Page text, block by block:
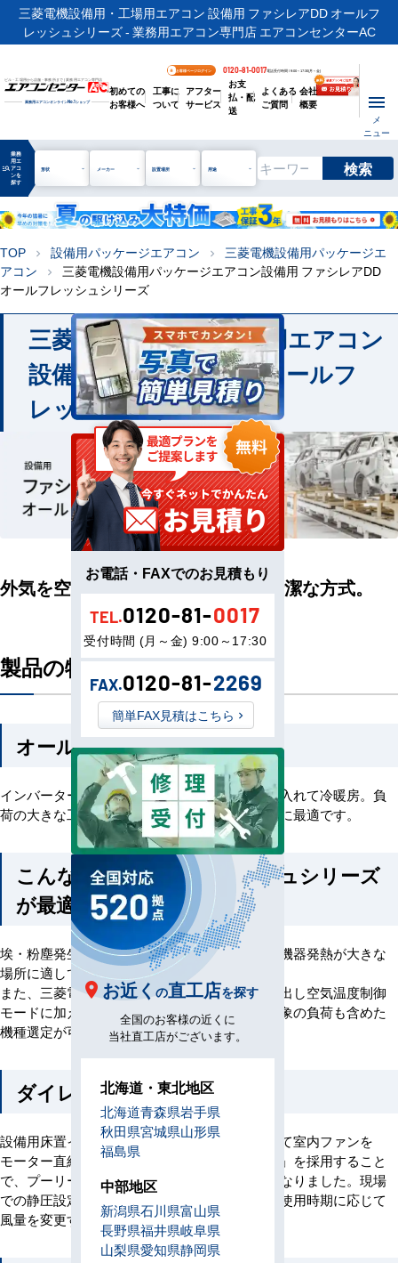
三菱電機設備用・工場用エアコン 設備用 ファシレアDD オールフ
レッシュシリーズ - 業務用エアコン専門店 エアコンセンターAC
ビル・工場用から店舗・事務所まで | 業務用エアコン専門店
業務用エアコンオンラインNo.1ショップ
お客様ページログイン 0120-81-0017電話受付時間 / 9:00～17:30(月～金)
初めての
お客様へ
工事に
ついて
アフター
サービス
お支
払・配
送
よくある
ご質問
会社
概要
メ
ニュー
manage_search
業務
用エ
アコ
ンを
探す
形状 メーカー 設置場所 用途 検索
TOP chevron_right 設備用パッケージエアコン chevron_right
三菱電機設備用パッケージエ
アコン
chevron_right
三菱電機設備用パッケージエアコン設備用 ファシレアDD
オールフレッシュシリーズ
三菱電機 設備用・工場用エアコン
設備用 ファシレアDD オールフ
レッシュシリーズ
外気を空調して取り入れる、より清潔な方式。
製品の特長
オールフレッシュシリーズ
インバーターを採用し、新鮮な外気だけを取り入れて冷暖房。負
荷の大きな工場や空気の汚れを嫌う研究所などに最適です。
こんな環境にオールフレッシュシリーズ
が最適
埃・粉塵発生が多く室内が汚れがちな環境下や機器発熱が大きな
場所に適しています。
また、三菱電機オールフレッシュシリーズは吹出し空気温度制御
モードに加え、室温制御モードを準備。空調対象の負荷も含めた
機種選定が可能です。
ダイレクトドライブ仕様
設備用床置インバータータイプで業界に先駆けて室内ファンを
モーター直結とする「ダイレクトドライブ方式」を採用すること
で、プーリーとベルトのメンテナンスが不要となりました。現場
での静圧設定がリモコンから可能で、さらには使用時期に応じて
風量を変更することが可能です。
お電話・FAXでのお見積もり
TEL.0120-81-0017
受付時間 (月～金) 9:00～17:30
FAX.0120-81-2269
簡単FAX見積はこちら
お近く の直工店を探す
全国のお客様の近くに
当社直工店がございます。
北海道・東北地区
北海道青森県岩手県
秋田県宮城県山形県
福島県
中部地区
新潟県石川県富山県
長野県福井県岐阜県
山梨県愛知県静岡県